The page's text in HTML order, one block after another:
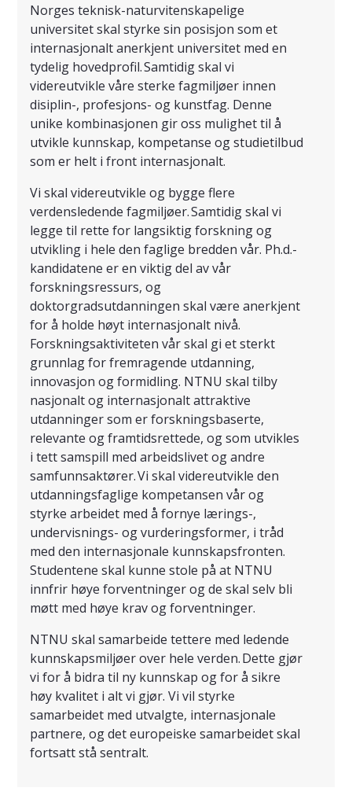
Norges teknisk-naturvitenskapelige
universitet skal styrke sin posisjon som et
internasjonalt anerkjent universitet med en
tydelig hovedprofil. Samtidig skal vi
videreutvikle våre sterke fagmiljøer innen
disiplin-, profesjons- og kunstfag. Denne
unike kombinasjonen gir oss mulighet til å
utvikle kunnskap, kompetanse og studietilbud
som er helt i front internasjonalt.
Vi skal videreutvikle og bygge flere
verdensledende fagmiljøer. Samtidig skal vi
legge til rette for langsiktig forskning og
utvikling i hele den faglige bredden vår. Ph.d.-
kandidatene er en viktig del av vår
forskningsressurs, og
doktorgradsutdanningen skal være anerkjent
for å holde høyt internasjonalt nivå.
Forskningsaktiviteten vår skal gi et sterkt
grunnlag for fremragende utdanning,
innovasjon og formidling. NTNU skal tilby
nasjonalt og internasjonalt attraktive
utdanninger som er forskningsbaserte,
relevante og framtidsrettede, og som utvikles
i tett samspill med arbeidslivet og andre
samfunnsaktører. Vi skal videreutvikle den
utdanningsfaglige kompetansen vår og
styrke arbeidet med å fornye lærings-,
undervisnings- og vurderingsformer, i tråd
med den internasjonale kunnskapsfronten.
Studentene skal kunne stole på at NTNU
innfrir høye forventninger og de skal selv bli
møtt med høye krav og forventninger.
NTNU skal samarbeide tettere med ledende
kunnskapsmiljøer over hele verden. Dette gjør
vi for å bidra til ny kunnskap og for å sikre
høy kvalitet i alt vi gjør. Vi vil styrke
samarbeidet med utvalgte, internasjonale
partnere, og det europeiske samarbeidet skal
fortsatt stå sentralt.